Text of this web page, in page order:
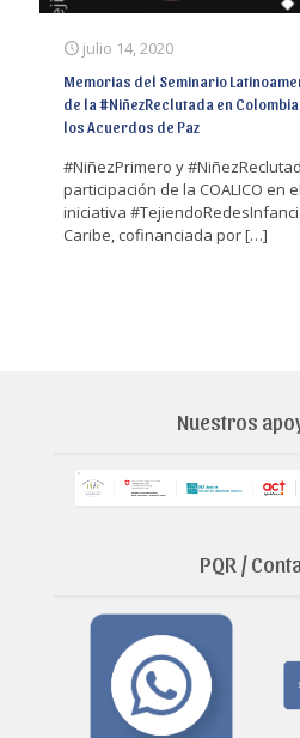
julio 14, 2020
Memorias del Seminario
de la #NiñezReclutada en
los Acuerdos de Paz
#NiñezPrimero y
participación de la COALICO en
iniciativa
Caribe, cofinanciada por[…]
Nuestros
PQR /